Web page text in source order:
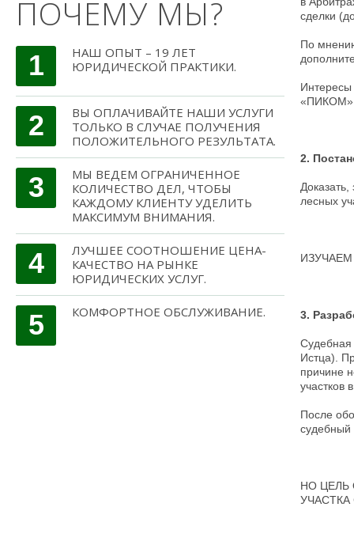
ПОЧЕМУ МЫ?
1
НАШ ОПЫТ – 19 ЛЕТ
ЮРИДИЧЕСКОЙ ПРАКТИКИ.
2
ВЫ ОПЛАЧИВАЙТЕ НАШИ УСЛУГИ
ТОЛЬКО В СЛУЧАЕ ПОЛУЧЕНИЯ
ПОЛОЖИТЕЛЬНОГО РЕЗУЛЬТАТА.
3
МЫ ВЕДЕМ ОГРАНИЧЕННОЕ
КОЛИЧЕСТВО ДЕЛ, ЧТОБЫ
КАЖДОМУ КЛИЕНТУ УДЕЛИТЬ
МАКСИМУМ ВНИМАНИЯ.
4
ЛУЧШЕЕ СООТНОШЕНИЕ ЦЕНА-
КАЧЕСТВО НА РЫНКЕ
ЮРИДИЧЕСКИХ УСЛУГ.
5 КОМФОРТНОЕ ОБСЛУЖИВАНИЕ.
сделки
По
«ПИКОМ»
2.
лесных
3.
Судебная
Истца).
причине
участков
После
судебный
НО ЦЕЛЬ